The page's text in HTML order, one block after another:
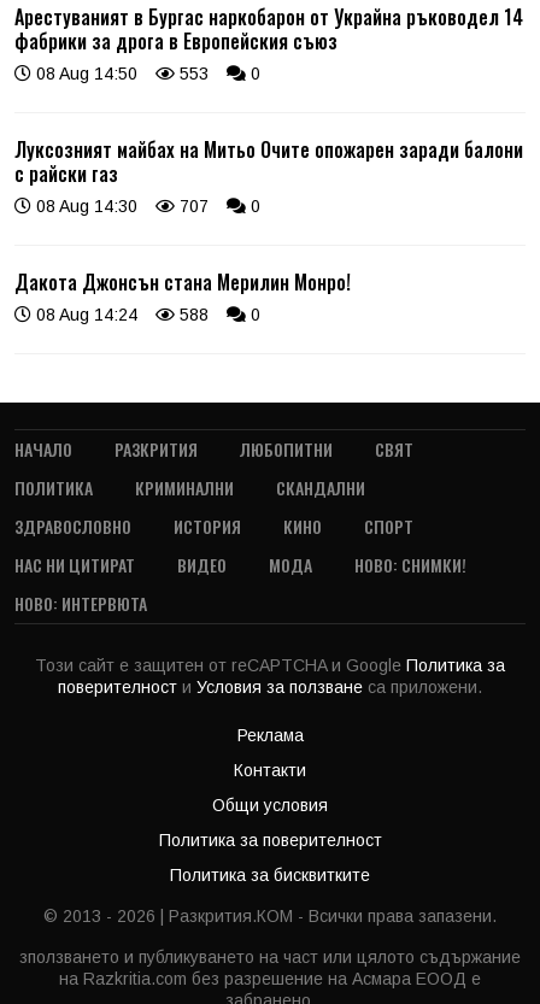
Арестуваният в Бургас наркобарон от Украйна ръководел 14
фабрики за дрога в Европейския съюз
08 Aug 14:50 553 0
Луксозният майбах на Митьо Очите опожарен заради балони
с райски газ
08 Aug 14:30 707 0
Дакота Джонсън стана Мерилин Монро!
08 Aug 14:24 588 0
НАЧАЛО РАЗКРИТИЯ ЛЮБОПИТНИ
СВЯТ
ПОЛИТИКА
КРИМИНАЛНИ
СКАНДАЛНИ
ЗДРАВОСЛОВНО
ИСТОРИЯ КИНО
СПОРТ
НАС НИ ЦИТИРАТ
ВИДЕО МОДА
НОВО: СНИМКИ!
НОВО: ИНТЕРВЮТА
Този сайт е защитен от reCAPTCHA и Google Политика за
поверителност и Условия за ползване са приложени.
Реклама
Контакти
Общи условия
Политика за поверителност
Политика за бисквитките
© 2013 - 2026 | Разкрития.КОМ - Всички права запазени.
зползването и публикуването на част или цялото съдържание
на Razkritia.com без разрешение на Асмара ЕООД е
забранено.